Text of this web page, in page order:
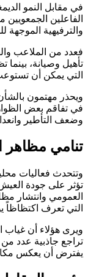
في مقابل النمو
الفاعلين
والترفيهية الموجهة
فعدد من الملاعب
تأهيل وصيانة،
التي يمكن أن
ويحذر مهتمون
في تفاقم بعض
وضعف التأطير
تنامي مظاهر
وتتحدث فعاليات
تؤثر على جودة
العمومي وانتشار
التي تعرف اكتظاظاً
ويرى هؤلاء أن غياب
تراجع جاذبية عدد
يفترض أن يعكس